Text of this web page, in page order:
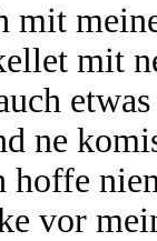
mit
mit
ne
hoffe
vor